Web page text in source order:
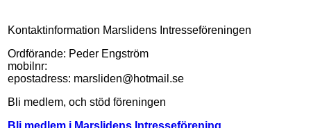
Kontaktinformation Marslidens Intresseföreningen
Ordförande: Peder Engström
mobilnr:
epostadress: marsliden@hotmail.se
Bli medlem, och stöd föreningen
Bli medlem i Marslidens Intresseförening